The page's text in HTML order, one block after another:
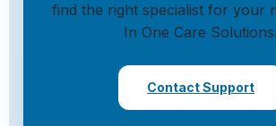
find the right specialist for your
In One Care Solutions.
Contact Support
(opens in a